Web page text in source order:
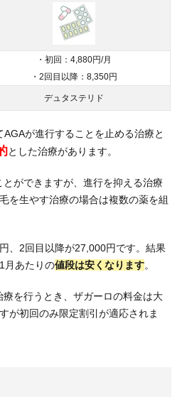
・初回：4,880円/月
・2回目以降：8,350円
デュタステリド
が進行することを止める治療と
とした治療があります。
ができますが、進行を抑える治療
を生やす治療の場合は複数の薬を組
、2回目以降が27,000円です。結果
月あたりの値段は安くなります。
を行うとき、ザガーロの料金は大
が初回のみ限定割引が適応されま